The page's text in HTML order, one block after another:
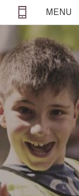
MENU